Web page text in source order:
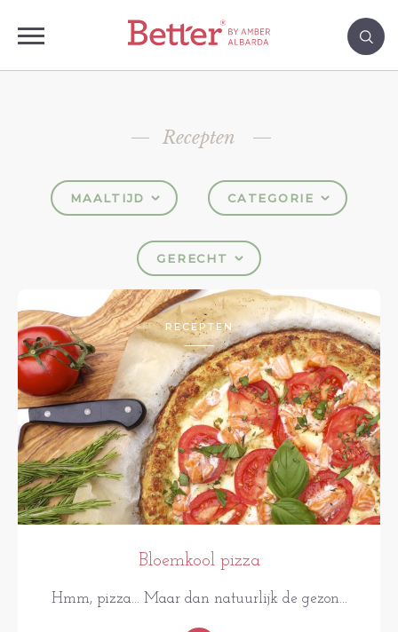
Recepten
MAALTIJD CATEGORIE
GERECHT
RECEPTEN
Bloemkool pizza
Hmm, pizza... Maar dan natuurlijk de gezon...